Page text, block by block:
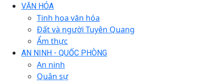
VĂN HÓA
Tinh hoa văn hóa
Đất và người Tuyên Quang
Ẩm thực
AN NINH - QUỐC PHÒNG
An ninh
Quân sự